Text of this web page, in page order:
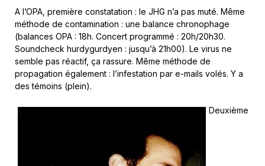
A l’OPA, première constatation : le JHG n’a pas muté. Même
méthode de contamination : une balance chronophage
(balances OPA : 18h. Concert programmé : 20h/20h30.
Soundcheck hurdygurdyen : jusqu’à 21h00). Le virus ne
semble pas réactif, ça rassure. Même méthode de
propagation également : l’infestation par e-mails volés. Y a
des témoins (plein).
Deuxième